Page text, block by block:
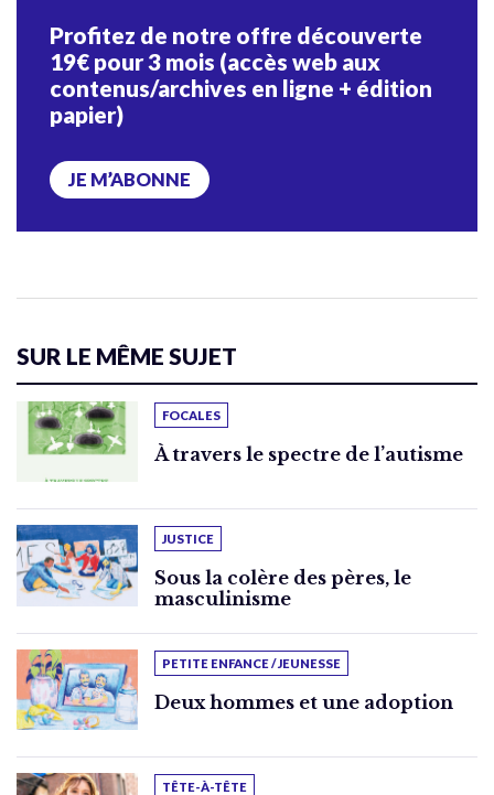
Profitez de notre offre découverte
19€ pour 3 mois (accès web aux
contenus/archives en ligne + édition
papier)
JE M’ABONNE
SUR LE MÊME SUJET
FOCALES
À travers le spectre de l’autisme
JUSTICE
Sous la colère des pères, le
masculinisme
PETITE ENFANCE / JEUNESSE
Deux hommes et une adoption
TÊTE-À-TÊTE